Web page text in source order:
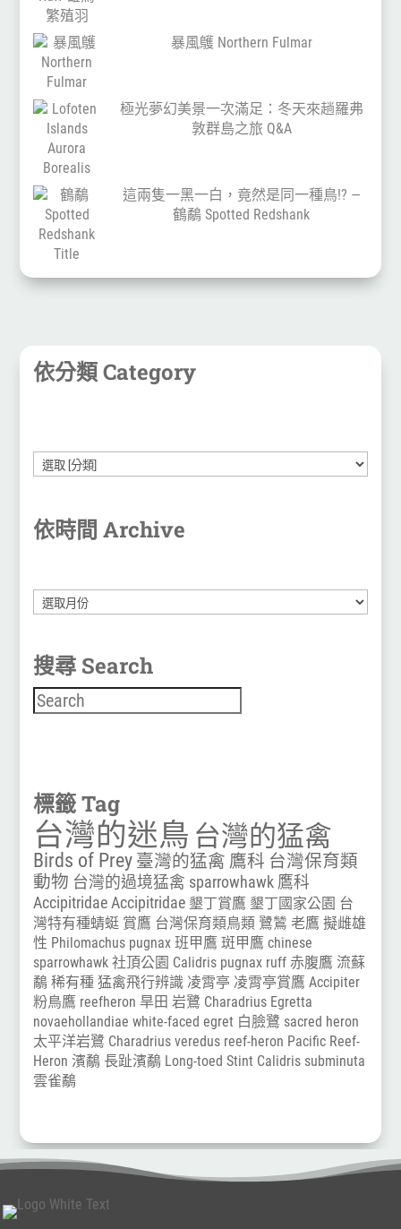
暴風鸌 Northern Fulmar
極光夢幻美景一次滿足：冬天來趟羅弗
敦群島之旅 Q&A
這兩隻一黑一白，竟然是同一種鳥!? —
鶴鷸 Spotted Redshank
依分類 Category
依時間 Archive
彙
整
搜尋 Search
搜尋
標籤 Tag
台灣的迷鳥 台灣的猛禽
Birds of Prey 臺灣的猛禽 鷹科 台灣保育類
動物 台灣的過境猛禽 sparrowhawk 鷹科
Accipitridae Accipitridae 墾丁賞鷹 墾丁國家公園 台
灣特有種蜻蜓 賞鷹 台灣保育類鳥類 鷺鷥 老鷹 擬雌雄
性 Philomachus pugnax 班甲鷹 斑甲鷹 chinese
sparrowhawk 社頂公園 Calidris pugnax ruff 赤腹鷹 流蘇
鷸 稀有種 猛禽飛行辨識 凌霄亭 凌霄亭賞鷹 Accipiter
粉鳥鷹 reefheron 旱田 岩鷺 Charadrius Egretta
novaehollandiae white-faced egret 白臉鷺 sacred heron
太平洋岩鷺 Charadrius veredus reef-heron Pacific Reef-
Heron 濱鷸 長趾濱鷸 Long-toed Stint Calidris subminuta
雲雀鷸